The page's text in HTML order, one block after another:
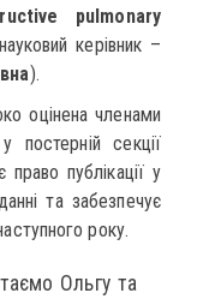
pulmonary
керівник –
).
оцінена членами
постерній секції
публікації у
та забезпечує
року.
Ольгу та